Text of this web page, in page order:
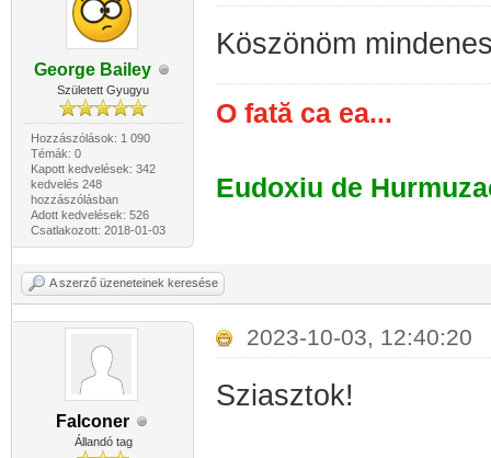
George Bailey
Született Gyugyu
Hozzászólások: 1 090
Témák: 0
Kapott kedvelések: 342
kedvelés 248
hozzászólásban
Adott kedvelések: 526
Csatlakozott: 2018-01-03
Köszönöm
O fată ca ea...
Eudoxiu de
A szerző üzeneteinek keresése
Falconer
Állandó tag
2023-10-03, 12:40:20
Sziasztok!